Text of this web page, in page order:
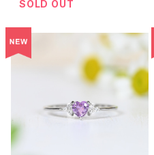
SOLD OUT